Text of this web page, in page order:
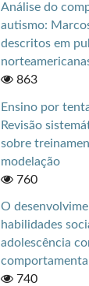
Análise do
autismo:
descritos em
863
Ensino por
Revisão
sobre
modelação
760
O
habilidades
adolescência
comportamental
740